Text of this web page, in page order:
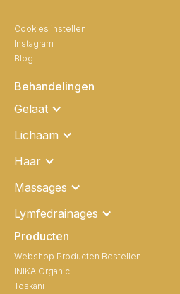
Cookies instellen
Instagram
Blog
Behandelingen
Gelaat
Lichaam
Haar
Massages
Lymfedrainages
Producten
Webshop Producten Bestellen
INIKA Organic
Toskani